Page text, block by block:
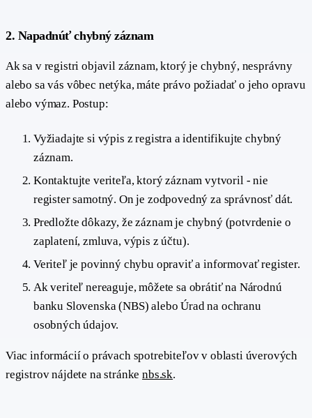
2. Napadnúť chybný záznam
Ak sa v registri objavil záznam, ktorý je chybný, nesprávny
alebo sa vás vôbec netýka, máte právo požiadať o jeho opravu
alebo výmaz. Postup:
Vyžiadajte si výpis z registra a identifikujte chybný
záznam.
Kontaktujte veriteľa, ktorý záznam vytvoril - nie
register samotný. On je zodpovedný za správnosť dát.
Predložte dôkazy, že záznam je chybný (potvrdenie o
zaplatení, zmluva, výpis z účtu).
Veriteľ je povinný chybu opraviť a informovať register.
Ak veriteľ nereaguje, môžete sa obrátiť na Národnú
banku Slovenska (NBS) alebo Úrad na ochranu
osobných údajov.
Viac informácií o právach spotrebiteľov v oblasti úverových
registrov nájdete na stránkenbs.sk.